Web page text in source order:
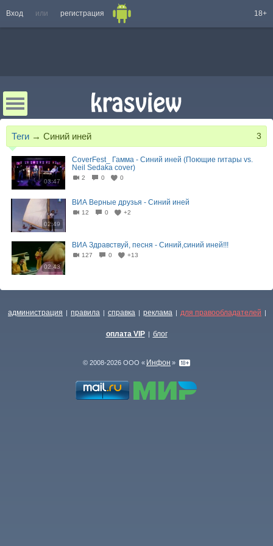
Вход или регистрация 18+
Теги → Синий иней 3
03:47
CoverFest_ Гамма - Синий иней (Поющие гитары vs.
Neil Sedaka cover)
2 0 0
02:49
ВИА Верные друзья - Синий иней
12 0 +2
02:43
ВИА Здравствуй, песня - Синий,синий иней!!!
127 0 +13
администрация | правила | справка | реклама | для правообладателей |
оплата VIP | блог
© 2008-2026 ООО « Инфон »